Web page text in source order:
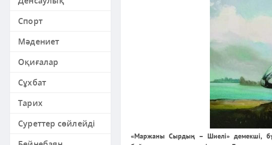
Спорт
Мәдениет
Оқиғалар
Сұхбат
Тарих
Суреттер сөйлейді
«Маржаны Сырдың – Шиелі» демекші,